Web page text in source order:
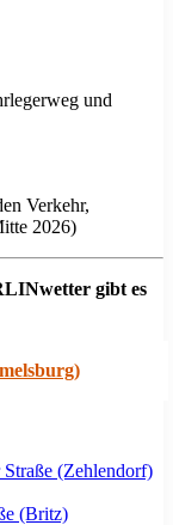
und
Verkehr,
2026)
gibt es
Straße (Zehlendorf)
(Britz)